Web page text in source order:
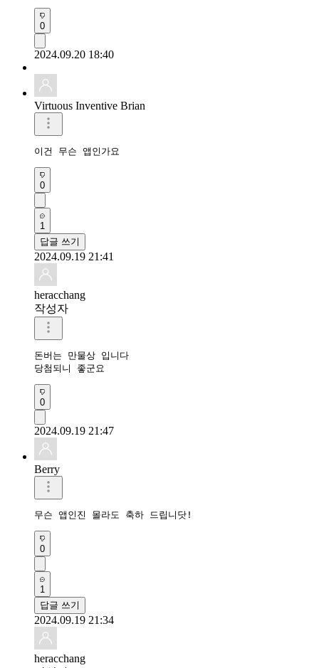
0
2024.09.20 18:40
Virtuous Inventive Brian
이건 무슨 앱인가요
0
1
답글 쓰기
2024.09.19 21:41
heracchang
작성자
돈버는 만물상 입니다
당첨되니 좋군요
0
2024.09.19 21:47
Berry
무슨 앱인진 몰라도 축하 드립니닷!
0
1
답글 쓰기
2024.09.19 21:34
heracchang